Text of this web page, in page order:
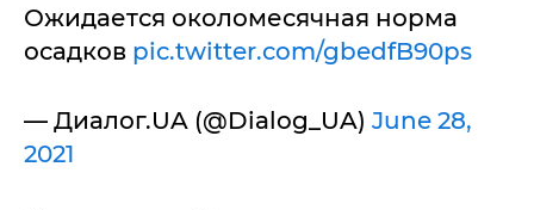
Ожидается околомесячная норма
осадков pic.twitter.com/gbedfB90ps
— Диалог.UA (@Dialog_UA) June 28,
2021